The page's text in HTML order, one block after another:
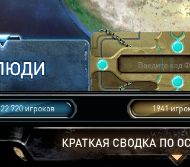
22 720 игроков 1941
КРАТКАЯ СВОДКА ПО